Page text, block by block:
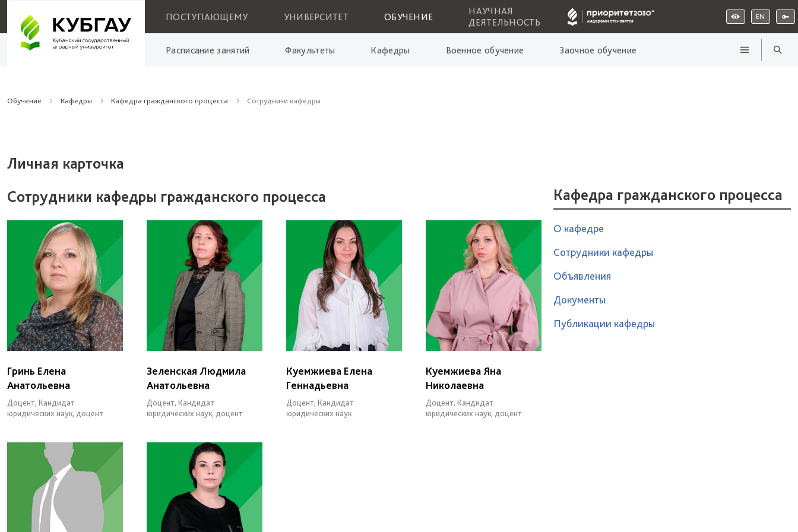
ПОСТУПАЮЩЕМУ УНИВЕРСИТЕТ ОБУЧЕНИЕ
НАУЧНАЯ
ДЕЯТЕЛЬНОСТЬ
EN
Расписание занятий Факультеты Кафедры Военное обучение Заочное обучение
Обучение Кафедры Кафедра гражданского процесса Сотрудники кафедры
Личная карточка
Сотрудники кафедры гражданского процесса
Гринь Елена
Анатольевна
Доцент, Кандидат
юридических наук, доцент
Зеленская Людмила
Анатольевна
Доцент, Кандидат
юридических наук, доцент
Куемжиева Елена
Геннадьевна
Доцент, Кандидат
юридических наук
Куемжиева Яна
Николаевна
Доцент, Кандидат
юридических наук, доцент
Кафедра гражданского процесса
О кафедре
Сотрудники кафедры
Объявления
Документы
Публикации кафедры